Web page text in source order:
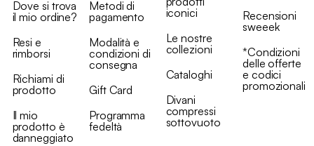
Dove si trova
il mio ordine?
Resi e
rimborsi
Richiami di
prodotto
Il mio
prodotto è
danneggiato
Metodi di
pagamento
Modalità e
condizioni di
consegna
Gift Card
Programma
fedeltà
iconici
Le nostre
collezioni
Cataloghi
Divani
compressi
sottovuoto
Recensioni
sweeek
*Condizioni
delle offerte
e codici
promozionali